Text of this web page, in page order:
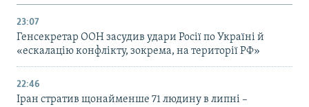
23:07
Генсекретар ООН засудив удари Росії по Україні й
«ескалацію конфлікту, зокрема, на території РФ»
22:46
Іран стратив щонайменше 71 людину в липні –